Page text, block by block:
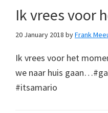
Ik vrees voor
20 January 2018 byFrank
Ik vrees voor het
we naar huis
#itsamario